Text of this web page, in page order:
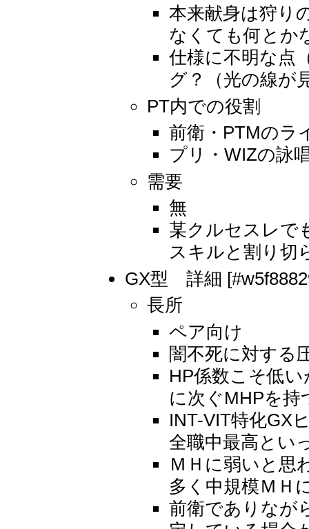
本来献身は狩り
なくても何とか
仕様に不明な点
グ？（光の線が
PT内での役割
前衛・PTMのラ
プリ・WIZの詠
需要
無
某クルセスレで
スキルと割り切
GX型 詳細
長所
ペア向け
闇不死に対する
HP係数こそ低
に次ぐMHPを持
INT-VIT特化GX
全職中最高とい
ＭＨに弱いと思
多く中規模ＭＨ
前衛でありなが